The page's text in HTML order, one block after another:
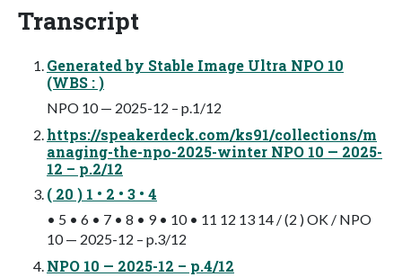
Transcript
Generated by Stable Image Ultra NPO 10
(WBS : )
NPO 10 — 2025-12 – p.1/12
https://speakerdeck.com/ks91/collections/m
anaging-the-npo-2025-winter NPO 10 — 2025-
12 – p.2/12
( 20 ) 1 • 2 • 3 • 4
• 5 • 6 • 7 • 8 • 9 • 10 • 11 12 13 14 / (2 ) OK / NPO
10 — 2025-12 – p.3/12
NPO 10 — 2025-12 – p.4/12